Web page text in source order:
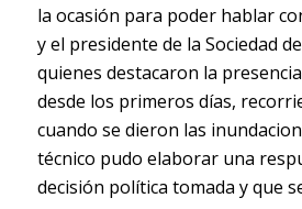
la ocasión para poder hablar
y el presidente de la Sociedad
quienes destacaron la
desde los primeros días,
cuando se dieron las
técnico pudo elaborar una
decisión política tomada y que